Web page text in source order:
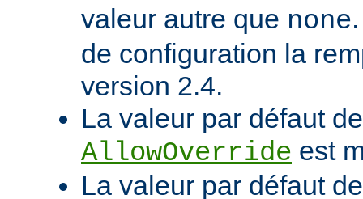
valeur autre que none
de configuration la
version 2.4.
La valeur par défaut
AllowOverride est
La valeur par défaut